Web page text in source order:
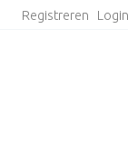
Registreren